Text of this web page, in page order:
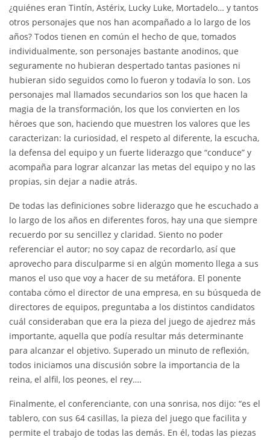
¿quiénes eran Tintín, Astérix, Lucky Luke, Mortadelo… y tantos
otros personajes que nos han acompañado a lo largo de los
años? Todos tienen en común el hecho de que, tomados
individualmente, son personajes bastante anodinos, que
seguramente no hubieran despertado tantas pasiones ni
hubieran sido seguidos como lo fueron y todavía lo son. Los
personajes mal llamados secundarios son los que hacen la
magia de la transformación, los que los convierten en los
héroes que son, haciendo que muestren los valores que les
caracterizan: la curiosidad, el respeto al diferente, la escucha,
la defensa del equipo y un fuerte liderazgo que “conduce” y
acompaña para lograr alcanzar las metas del equipo y no las
propias, sin dejar a nadie atrás.
De todas las definiciones sobre liderazgo que he escuchado a
lo largo de los años en diferentes foros, hay una que siempre
recuerdo por su sencillez y claridad. Siento no poder
referenciar el autor; no soy capaz de recordarlo, así que
aprovecho para disculparme si en algún momento llega a sus
manos el uso que voy a hacer de su metáfora. El ponente
contaba cómo el director de una empresa, en su búsqueda de
directores de equipos, preguntaba a los distintos candidatos
cuál consideraban que era la pieza del juego de ajedrez más
importante, aquella que podía resultar más determinante
para alcanzar el objetivo. Superado un minuto de reflexión,
todos iniciamos una discusión sobre la importancia de la
reina, el alfil, los peones, el rey….
Finalmente, el conferenciante, con una sonrisa, nos dijo: “es el
tablero, con sus 64 casillas, la pieza del juego que facilita y
permite el trabajo de todas las demás. En él, todas las piezas